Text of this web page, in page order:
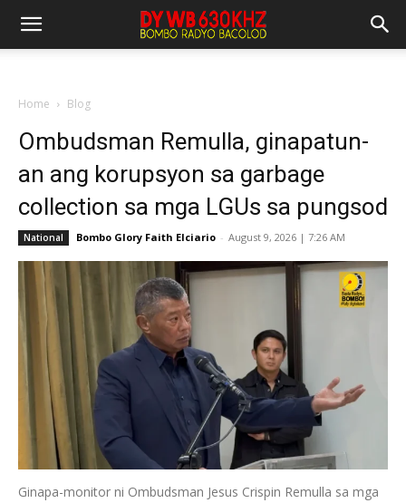
Home Blog
Ombudsman Remulla, ginapatun-
an ang korupsyon sa garbage
collection sa mga LGUs sa pungsod
National Bombo Glory Faith Elciario - August 9, 2026 | 7:26 AM
Ginapa-monitor ni Ombudsman Jesus Crispin Remulla sa mga